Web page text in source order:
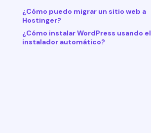
¿Cómo puedo migrar un sitio web a
Hostinger?
¿Cómo instalar WordPress usando el
instalador automático?